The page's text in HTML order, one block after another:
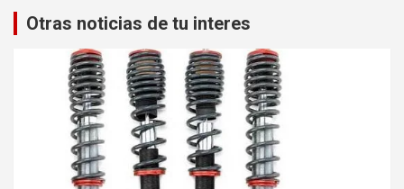
Otras noticias de tu interes